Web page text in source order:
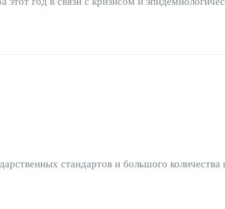
стандартов и большого